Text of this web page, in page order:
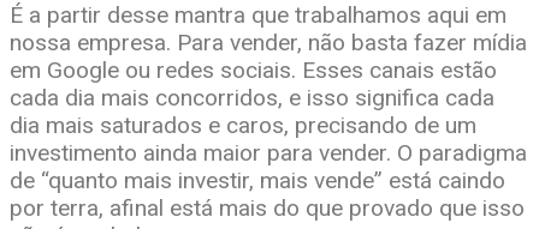
É a partir desse mantra que trabalhamos aqui em
nossa empresa. Para vender, não basta fazer mídia
em Google ou redes sociais. Esses canais estão
cada dia mais concorridos, e isso significa cada
dia mais saturados e caros, precisando de um
investimento ainda maior para vender. O paradigma
de “quanto mais investir, mais vende” está caindo
por terra, afinal está mais do que provado que isso